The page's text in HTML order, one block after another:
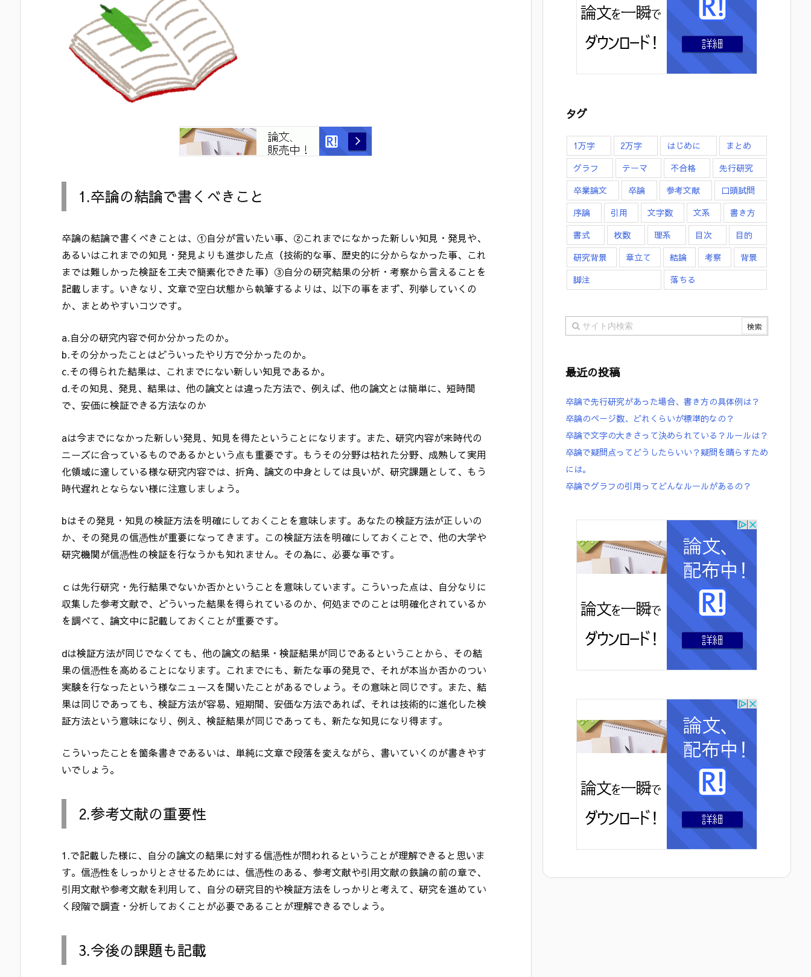
1.卒論の結論で書くべきこと
卒論の結論で書くべきことは、①自分が言いたい事、②これまでになかった新しい知見・発見や、
あるいはこれまでの知見・発見よりも進歩した点（技術的な事、歴史的に分からなかった事、これ
までは難しかった検証を工夫で簡素化できた事）③自分の研究結果の分析・考察から言えることを
記載します。いきなり、文章で空白状態から執筆するよりは、以下の事をまず、列挙していくの
か、まとめやすいコツです。
a.自分の研究内容で何か分かったのか。
b.その分かったことはどういったやり方で分かったのか。
c.その得られた結果は、これまでにない新しい知見であるか。
d.その知見、発見、結果は、他の論文とは違った方法で、例えば、他の論文とは簡単に、短時間
で、安価に検証できる方法なのか
aは今までになかった新しい発見、知見を得たということになります。また、研究内容が来時代の
ニーズに合っているものであるかという点も重要です。もうその分野は枯れた分野、成熟して実用
化領域に達している様な研究内容では、折角、論文の中身としては良いが、研究課題として、もう
時代遅れとならない様に注意しましょう。
bはその発見・知見の検証方法を明確にしておくことを意味します。あなたの検証方法が正しいの
か、その発見の信憑性が重要になってきます。この検証方法を明確にしておくことで、他の大学や
研究機関が信憑性の検証を行なうかも知れません。その為に、必要な事です。
ｃは先行研究・先行結果でないか否かということを意味しています。こういった点は、自分なりに
収集した参考文献で、どういった結果を得られているのか、何処までのことは明確化されているか
を調べて、論文中に記載しておくことが重要です。
dは検証方法が同じでなくても、他の論文の結果・検証結果が同じであるということから、その結
果の信憑性を高めることになります。これまでにも、新たな事の発見で、それが本当か否かのつい
実験を行なったという様なニュースを聞いたことがあるでしょう。その意味と同じです。また、結
果は同じであっても、検証方法が容易、短期間、安価な方法であれば、それは技術的に進化した検
証方法という意味になり、例え、検証結果が同じであっても、新たな知見になり得ます。
こういったことを箇条書きであるいは、単純に文章で段落を変えながら、書いていくのが書きやす
いでしょう。
2.参考文献の重要性
1.で記載した様に、自分の論文の結果に対する信憑性が問われるということが理解できると思いま
す。信憑性をしっかりとさせるためには、信憑性のある、参考文献や引用文献の鉄論の前の章で、
引用文献や参考文献を利用して、自分の研究目的や検証方法をしっかりと考えて、研究を進めてい
く段階で調査・分析しておくことが必要であることが理解できるでしょう。
3.今後の課題も記載
タグ
1万字 2万字 はじめに
まとめ
グラフ
テーマ 不合格
先行研究
卒業論文
卒論 参考文献
口頭試問
序論
引用 文字数 文系
書き方
書式
枚数 理系 目次
目的
研究背景
章立て 結論 考察
背景
脚注
落ちる
最近の投稿
卒論で先行研究があった場合、書き方の具体例は？
卒論のページ数、どれくらいが標準的なの？
卒論で文字の大きさって決められている？ルールは？
卒論で疑問点ってどうしたらいい？疑問を晴らすため
には。
卒論でグラフの引用ってどんなルールがあるの？